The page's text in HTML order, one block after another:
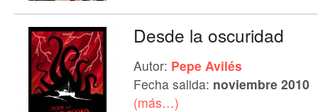
Desde la oscuridad
Autor: Pepe Avilés
Fecha salida: noviembre 2010
(más…)